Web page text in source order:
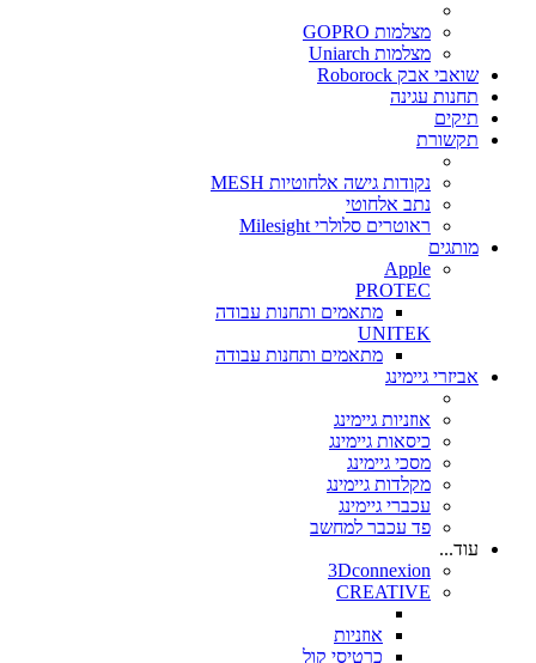
מצלמות GOPRO
מצלמות Uniarch
שואבי אבק Roborock
תחנות עגינה
תיקים
תקשורת
נקודות גישה אלחוטיות MESH
נתב אלחוטי
ראוטרים סלולרי Milesight
מותגים
Apple
PROTEC
מתאמים ותחנות עבודה
UNITEK
מתאמים ותחנות עבודה
אביזרי גיימינג
אוזניות גיימינג
כיסאות גיימינג
מסכי גיימינג
מקלדות גיימינג
עכברי גיימינג
פד עכבר למחשב
עוד...
3Dconnexion
CREATIVE
אוזניות
כרטיסי קול